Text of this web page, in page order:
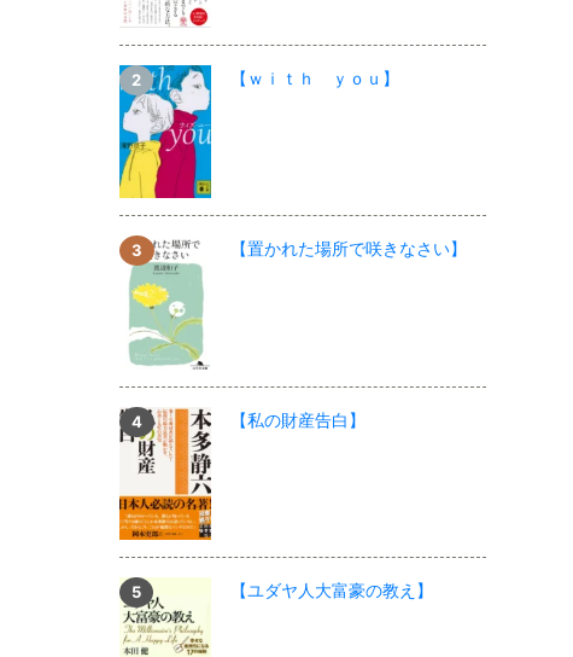
【ｗｉｔｈ ｙｏｕ】
【置かれた場所で咲きなさい】
【私の財産告白】
【ユダヤ人大富豪の教え】